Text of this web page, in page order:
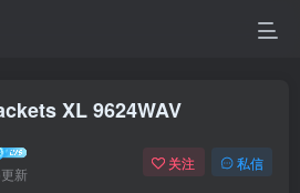
XL 9624WAV
新
关注 私信